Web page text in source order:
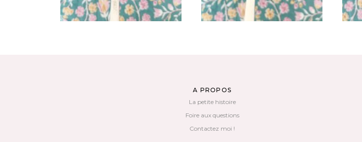
A PROPOS
La petite histoire
Foire aux questions
Contactez moi !